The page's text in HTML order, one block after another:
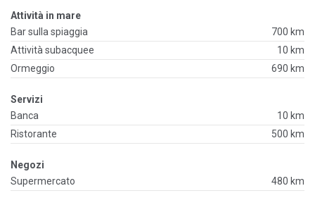
Attività in mare
Bar sulla spiaggia
700 km
Attività subacquee
10 km
Ormeggio
690 km
Servizi
Banca
10 km
Ristorante
500 km
Negozi
Supermercato
480 km